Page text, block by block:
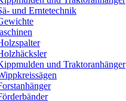
und Erntetechnik
und Traktoranhänger